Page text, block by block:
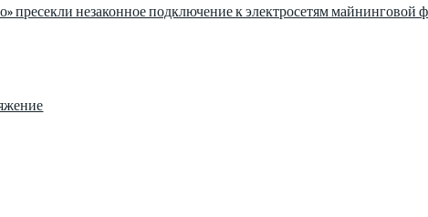
пресекли незаконное подключение к электросетям майнинговой